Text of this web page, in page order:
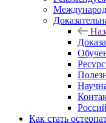
Как стать